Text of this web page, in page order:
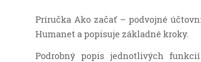
Príručka Ako začať – podvojné
Humanet a popisuje základné kroky.
Podrobný popis jednotlivých